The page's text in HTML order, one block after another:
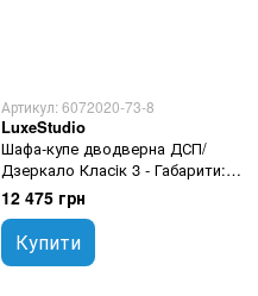
Артикул: 6072020-73-8
LuxeStudio
Шафа-купе дводверна ДСП/
Дзеркало Класiк 3 - Габарити:
170х200х45 (ШхВхГ)
12 475 грн
Купити